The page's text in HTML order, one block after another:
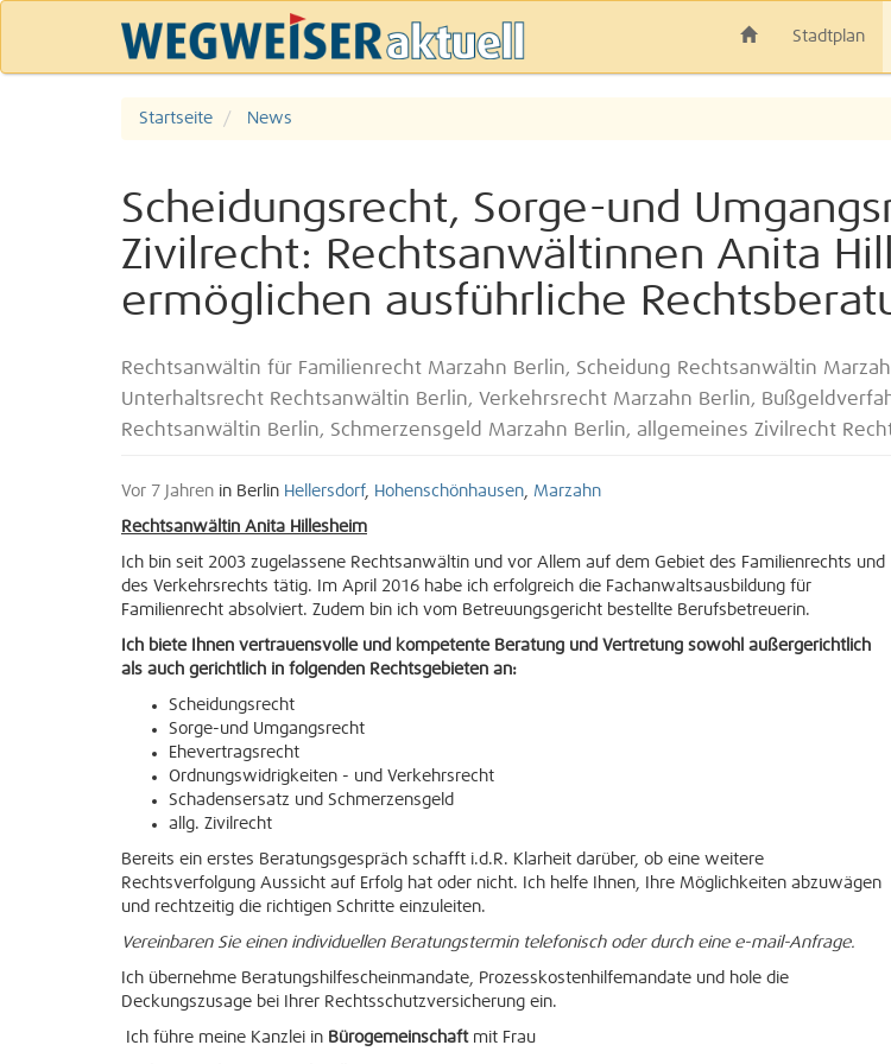
Stadtplan
Startseite News
Scheidungsrecht, Sorge-und
Zivilrecht: Rechtsanwältinnen Anita
ermöglichen ausführliche
Rechtsanwältin für Familienrecht Marzahn Berlin, Scheidung Rechtsanwältin
Unterhaltsrecht Rechtsanwältin Berlin, Verkehrsrecht Marzahn Berlin,
Rechtsanwältin Berlin, Schmerzensgeld Marzahn Berlin, allgemeines Zivilrecht
Vor 7 Jahren in Berlin Hellersdorf, Hohenschönhausen, Marzahn
Rechtsanwältin Anita Hillesheim
Ich bin seit 2003 zugelassene Rechtsanwältin und vor Allem auf dem Gebiet des Familienrechts und
des Verkehrsrechts tätig. Im April 2016 habe ich erfolgreich die Fachanwaltsausbildung für
Familienrecht absolviert. Zudem bin ich vom Betreuungsgericht bestellte Berufsbetreuerin.
Ich biete Ihnen vertrauensvolle und kompetente Beratung und Vertretung sowohl außergerichtlich
als auch gerichtlich in folgenden Rechtsgebieten an:
Scheidungsrecht
Sorge-und Umgangsrecht
Ehevertragsrecht
Ordnungswidrigkeiten - und Verkehrsrecht
Schadensersatz und Schmerzensgeld
allg. Zivilrecht
Bereits ein erstes Beratungsgespräch schafft i.d.R. Klarheit darüber, ob eine weitere
Rechtsverfolgung Aussicht auf Erfolg hat oder nicht. Ich helfe Ihnen, Ihre Möglichkeiten abzuwägen
und rechtzeitig die richtigen Schritte einzuleiten.
Vereinbaren Sie einen individuellen Beratungstermin telefonisch oder durch eine e-mail-Anfrage.
Ich übernehme Beratungshilfescheinmandate, Prozesskostenhilfemandate und hole die
Deckungszusage bei Ihrer Rechtsschutzversicherung ein.
Ich führe meine Kanzlei in Bürogemeinschaftmit Frau